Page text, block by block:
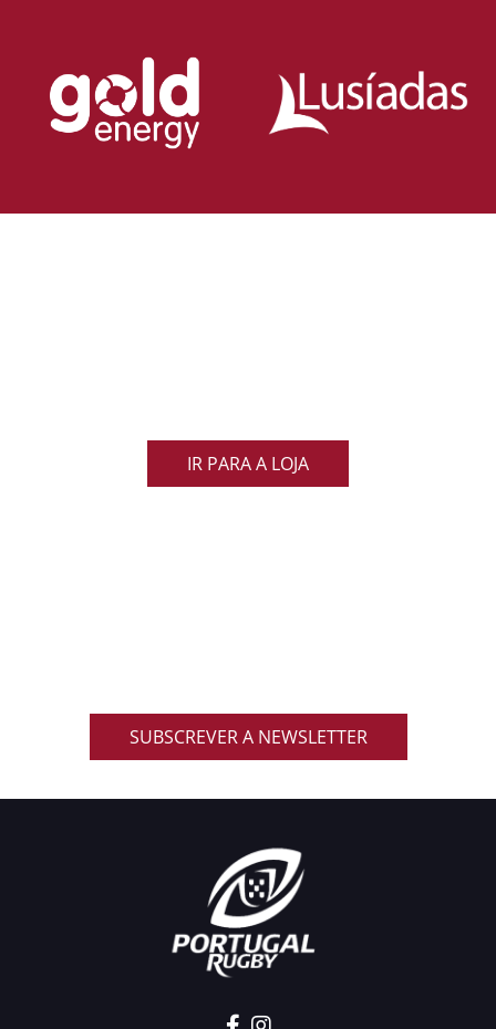
IR PARA A LOJA
SUBSCREVER A NEWSLETTER